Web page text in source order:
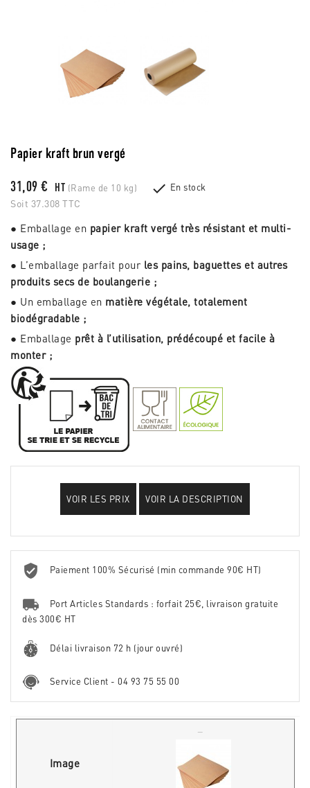
Papier kraft brun vergé
31,09 € HT (Rame de 10 kg)
Soit 37.308 TTC
 En stock
● Emballage en papier kraft vergé très résistant et multi-
usage ;
● L’emballage parfait pour les pains, baguettes et autres
produits secs de boulangerie ;
● Un emballage en matière végétale, totalement
biodégradable ;
● Emballage prêt à l’utilisation, prédécoupé et facile à
monter ;
VOIR LES PRIX VOIR LA DESCRIPTION
Paiement 100% Sécurisé (min commande 90€ HT)
Port Articles Standards : forfait 25€, livraison gratuite
dès 300€ HT
Délai livraison 72 h (jour ouvré)
Service Client - 04 93 75 55 00
Image